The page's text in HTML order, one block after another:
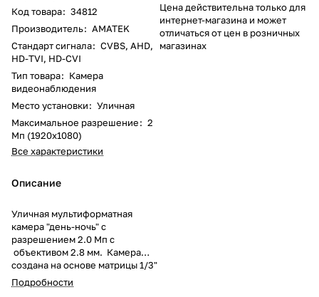
Код товара: 34812
Производитель: AMATEK
Стандарт сигнала: CVBS, AHD,
HD-TVI, HD-CVI
Тип товара: Камера
видеонаблюдения
Место установки: Уличная
Максимальное разрешение: 2
Мп (1920x1080)
Все характеристики
Описание
Уличная мультиформатная
камера "день-ночь" с
разрешением 2.0 Мп с
объективом 2.8 мм. Камера
создана на основе матрицы 1/3"
F37 CMOS, формирует
изображение с максимальным
Подробности
Цена действительна только для
интернет-магазина и может
отличаться от цен в розничных
магазинах